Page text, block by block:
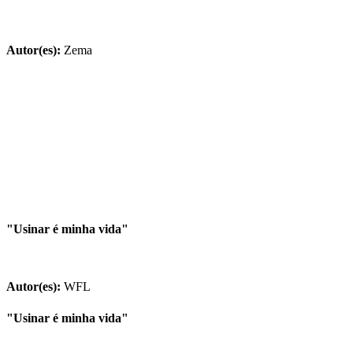
Autor(es): Zema
"Usinar é minha vida"
Autor(es): WFL
"Usinar é minha vida"